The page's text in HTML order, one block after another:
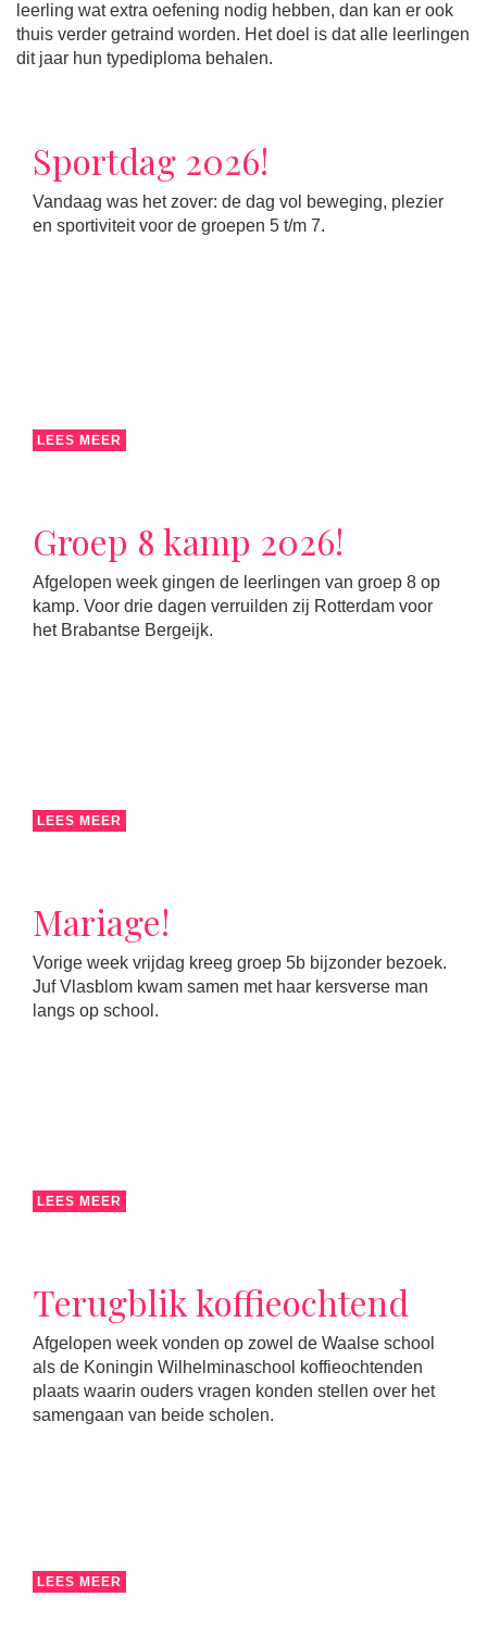
leerling wat extra oefening nodig hebben, dan kan er ook
thuis verder getraind worden. Het doel is dat alle leerlingen
dit jaar hun typediploma behalen.
Sportdag 2026!
Vandaag was het zover: de dag vol beweging, plezier
en sportiviteit voor de groepen 5 t/m 7.
LEES MEER
Groep 8 kamp 2026!
Afgelopen week gingen de leerlingen van groep 8 op
kamp. Voor drie dagen verruilden zij Rotterdam voor
het Brabantse Bergeijk.
LEES MEER
Mariage!
Vorige week vrijdag kreeg groep 5b bijzonder bezoek.
Juf Vlasblom kwam samen met haar kersverse man
langs op school.
LEES MEER
Terugblik koffieochtend
Afgelopen week vonden op zowel de Waalse school
als de Koningin Wilhelminaschool koffieochtenden
plaats waarin ouders vragen konden stellen over het
samengaan van beide scholen.
LEES MEER